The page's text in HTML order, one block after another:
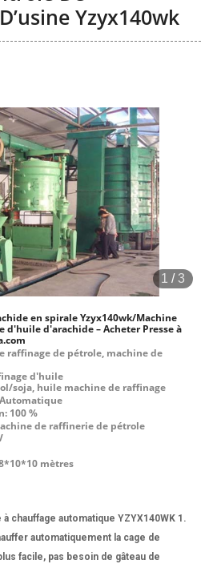
Yzyx140wk
1 /3
en spirale Yzyx140wk/Machine
d'huile d'arachide – Acheter Presse à
raffinage de pétrole, machine de
d'huile
soja, huile machine de raffinage
100 %
de raffinerie de pétrole
mètres
chauffage automatique YZYX140WK 1.
automatiquement la cage de
facile, pas besoin de gâteau de